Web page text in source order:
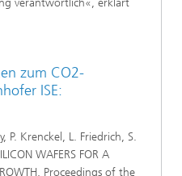
zum CO2-
ISE:
P. Krenckel, L. Friedrich, S.
WAFERS FOR A
Proceedings of the